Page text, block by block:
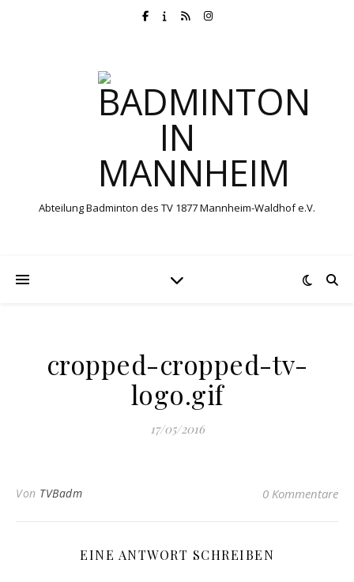
Abteilung Badminton des TV 1877 Mannheim-Waldhof e.V.
cropped-cropped-tv-
logo.gif
17/05/2016
Von TVBadm 0 Kommentare
EINE ANTWORT SCHREIBEN